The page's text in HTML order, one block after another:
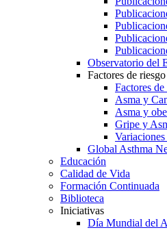
Observatorio del
Factores de riesgo
Factores
Asma y
Asma y
Gripe y
Global Asthma
Educación
Calidad de Vida
Formación Continuada
Biblioteca
Iniciativas
Día Mundial del